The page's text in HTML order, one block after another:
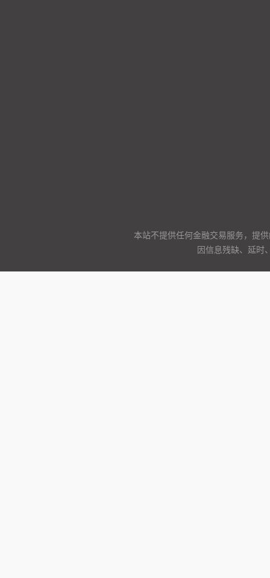
本站不提供任何金融交易服务，提
因信息残缺、延时